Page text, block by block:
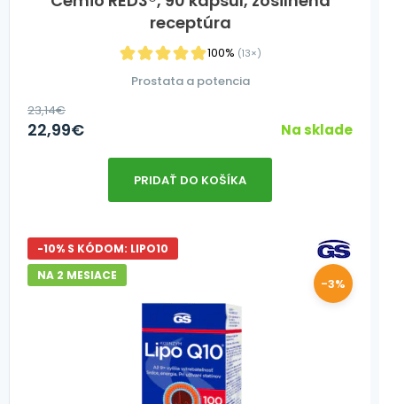
receptúra
100% (13×)
Prostata a potencia
23,14€
22,99€ Na sklade
PRIDAŤ DO KOŠÍKA
-10% S KÓDOM: LIPO10
NA 2 MESIACE
-3%